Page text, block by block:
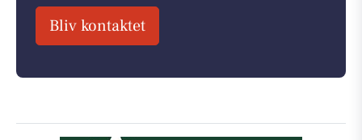
Bliv kontaktet